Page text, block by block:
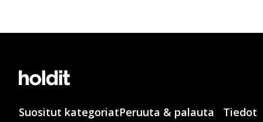
Suositut kategoriatPeruuta & palauta Tiedot